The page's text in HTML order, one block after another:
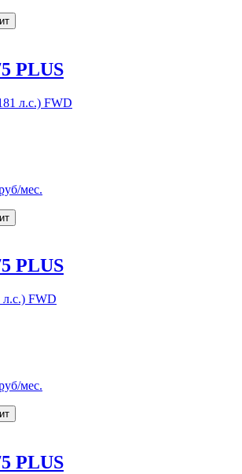
PLUS
л.с.) FWD
мес.
PLUS
FWD
мес.
PLUS